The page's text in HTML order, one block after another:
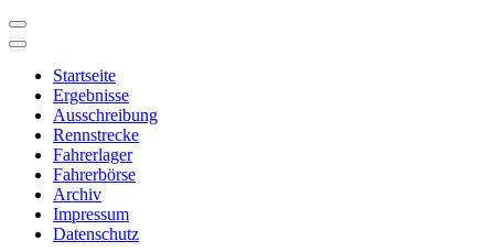
Startseite
Ergebnisse
Ausschreibung
Rennstrecke
Fahrerlager
Fahrerbörse
Archiv
Impressum
Datenschutz